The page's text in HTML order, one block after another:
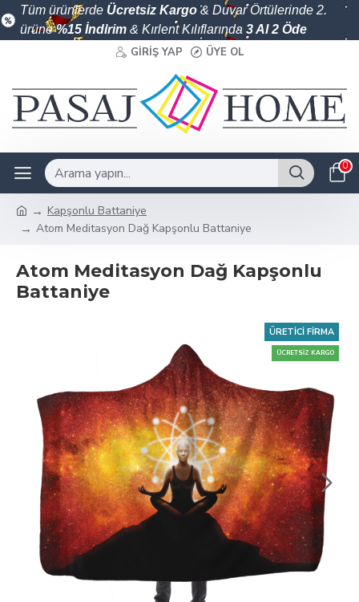
Tüm ürünlerde Ücretsiz Kargo& Duvar Örtülerinde 2.
ürüne%15 İndirim & Kırlent Kılıflarında 3 Al 2 Öde
GIRIŞ YAP ÜYE OL
0
Kapşonlu Battaniye
Atom Meditasyon Dağ Kapşonlu Battaniye
Atom Meditasyon Dağ Kapşonlu
Battaniye
ÜCRETSIZ KARGO
ÜRETICI FIRMA